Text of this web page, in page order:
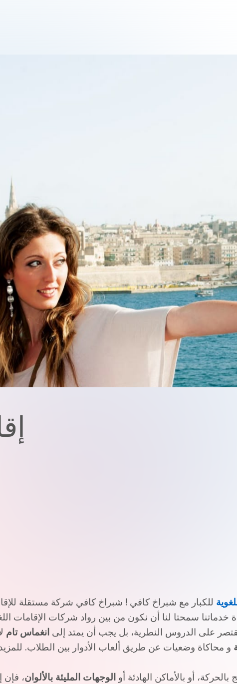
خدماتنا سمحتا لنا أن نكون من بين رواد شركات الإقامات
على الدروس النطرية، بل يجب أن يمتد إلى انغماس تام
و محاكاة وضعيات عن طريق ألعاب الأدوار بين الطلاب.
أو بالأماكن الهادئة أو الوجهات المليئة بالألوان، فإن